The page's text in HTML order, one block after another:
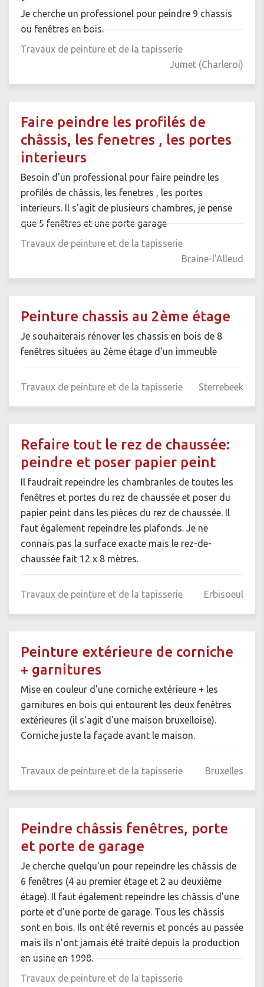
Je cherche un professionel pour peindre 9 chassis
ou fenêtres en bois.
Travaux de peinture et de la tapisserie
Jumet (Charleroi)
Faire peindre les profilés de
châssis, les fenetres , les portes
interieurs
Besoin d'un professional pour faire peindre les
profilés de châssis, les fenetres , les portes
interieurs. Il s'agit de plusieurs chambres, je pense
que 5 fenêtres et une porte garage
Travaux de peinture et de la tapisserie
Braine-l'Alleud
Peinture chassis au 2ème étage
Je souhaiterais rénover les chassis en bois de 8
fenêtres situées au 2ème étage d'un immeuble
Travaux de peinture et de la tapisserie Sterrebeek
Refaire tout le rez de chaussée:
peindre et poser papier peint
Il faudrait repeindre les chambranles de toutes les
fenêtres et portes du rez de chaussée et poser du
papier peint dans les pièces du rez de chaussée. Il
faut également repeindre les plafonds. Je ne
connais pas la surface exacte mais le rez-de-
chaussée fait 12 x 8 mètres.
Travaux de peinture et de la tapisserie Erbisoeul
Peinture extérieure de corniche
+ garnitures
Mise en couleur d'une corniche extérieure + les
garnitures en bois qui entourent les deux fenêtres
extérieures (il s'agit d'une maison bruxelloise).
Corniche juste la façade avant le maison.
Travaux de peinture et de la tapisserie Bruxelles
Peindre châssis fenêtres, porte
et porte de garage
Je cherche quelqu'un pour repeindre les châssis de
6 fenêtres (4 au premier étage et 2 au deuxième
étage). Il faut également repeindre les châssis d'une
porte et d'une porte de garage. Tous les châssis
sont en bois. Ils ont été revernis et poncés au passée
mais ils n'ont jamais été traité depuis la production
en usine en 1998.
Travaux de peinture et de la tapisserie